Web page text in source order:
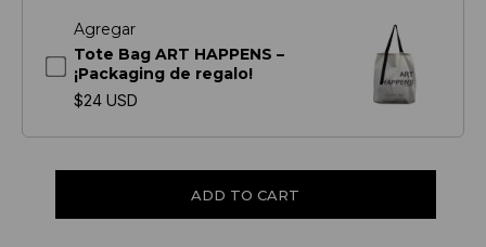
Agregar
Tote Bag ART HAPPENS –
¡Packaging de regalo!
$24 USD